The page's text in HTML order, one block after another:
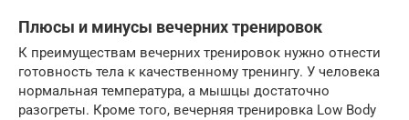
Плюсы и минусы вечерних тренировок
К преимуществам вечерних тренировок нужно отнести
готовность тела к качественному тренингу. У человека
нормальная температура, а мышцы достаточно
разогреты. Кроме того, вечерняя тренировка Low Body